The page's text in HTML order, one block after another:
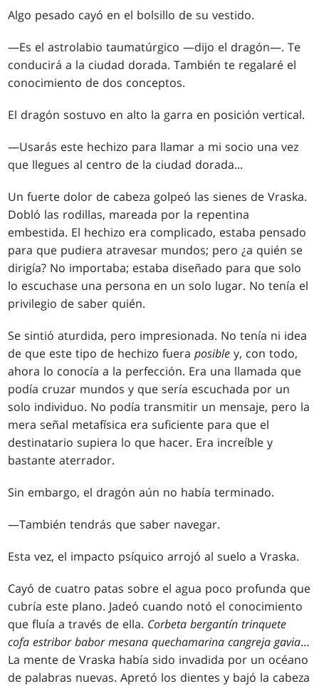
Algo pesado cayó en el bolsillo de su vestido.
—Es el astrolabio taumatúrgico —dijo el dragón—. Te
conducirá a la ciudad dorada. También te regalaré el
conocimiento de dos conceptos.
El dragón sostuvo en alto la garra en posición vertical.
—Usarás este hechizo para llamar a mi socio una vez
que llegues al centro de la ciudad dorada...
Un fuerte dolor de cabeza golpeó las sienes de Vraska.
Dobló las rodillas, mareada por la repentina
embestida. El hechizo era complicado, estaba pensado
para que pudiera atravesar mundos; pero ¿a quién se
dirigía? No importaba; estaba diseñado para que solo
lo escuchase una persona en un solo lugar. No tenía el
privilegio de saber quién.
Se sintió aturdida, pero impresionada. No tenía ni idea
de que este tipo de hechizo fueraposible y, con todo,
ahora lo conocía a la perfección. Era una llamada que
podía cruzar mundos y que sería escuchada por un
solo individuo. No podía transmitir un mensaje, pero la
mera señal metafísica era suficiente para que el
destinatario supiera lo que hacer. Era increíble y
bastante aterrador.
Sin embargo, el dragón aún no había terminado.
—También tendrás que saber navegar.
Esta vez, el impacto psíquico arrojó al suelo a Vraska.
Cayó de cuatro patas sobre el agua poco profunda que
cubría este plano. Jadeó cuando notó el conocimiento
que fluía a través de ella. Corbeta bergantín trinquete
cofa estribor babor mesana quechamarina cangreja gavia…
La mente de Vraska había sido invadida por un océano
de palabras nuevas. Apretó los dientes y bajó la cabeza